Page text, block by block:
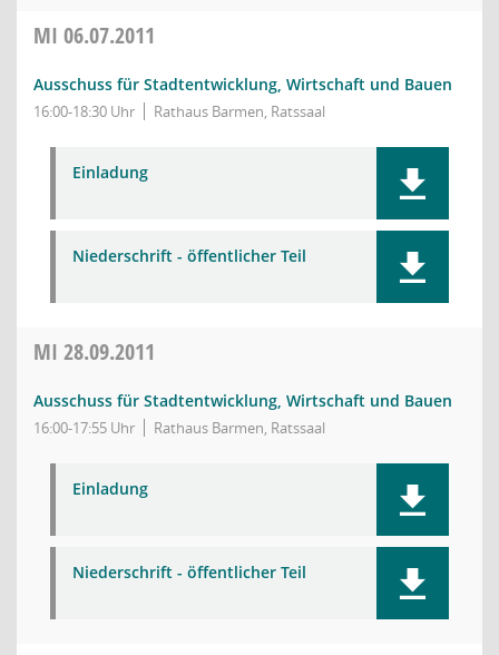
MI 06.07.2011
Ausschuss für Stadtentwicklung, Wirtschaft und Bauen
16:00-18:30 Uhr Rathaus Barmen, Ratssaal
Einladung
Niederschrift - öffentlicher Teil
MI 28.09.2011
Ausschuss für Stadtentwicklung, Wirtschaft und Bauen
16:00-17:55 Uhr Rathaus Barmen, Ratssaal
Einladung
Niederschrift - öffentlicher Teil